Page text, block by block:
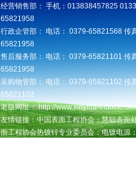
经营销售部： 手机：013838457825
65821958
行政企管部： 电话： 0379-65821568 传
65821958
售后服务部： 电话： 0379-65821101 传
65821958
采购物管部： 电话： 0379-65821102 传
65821102
老版网址： http://www.xinyida-
友情链接：中国表面工程协会；慧聪表面
面工程协会热镀锌专业委员会；电镀电源